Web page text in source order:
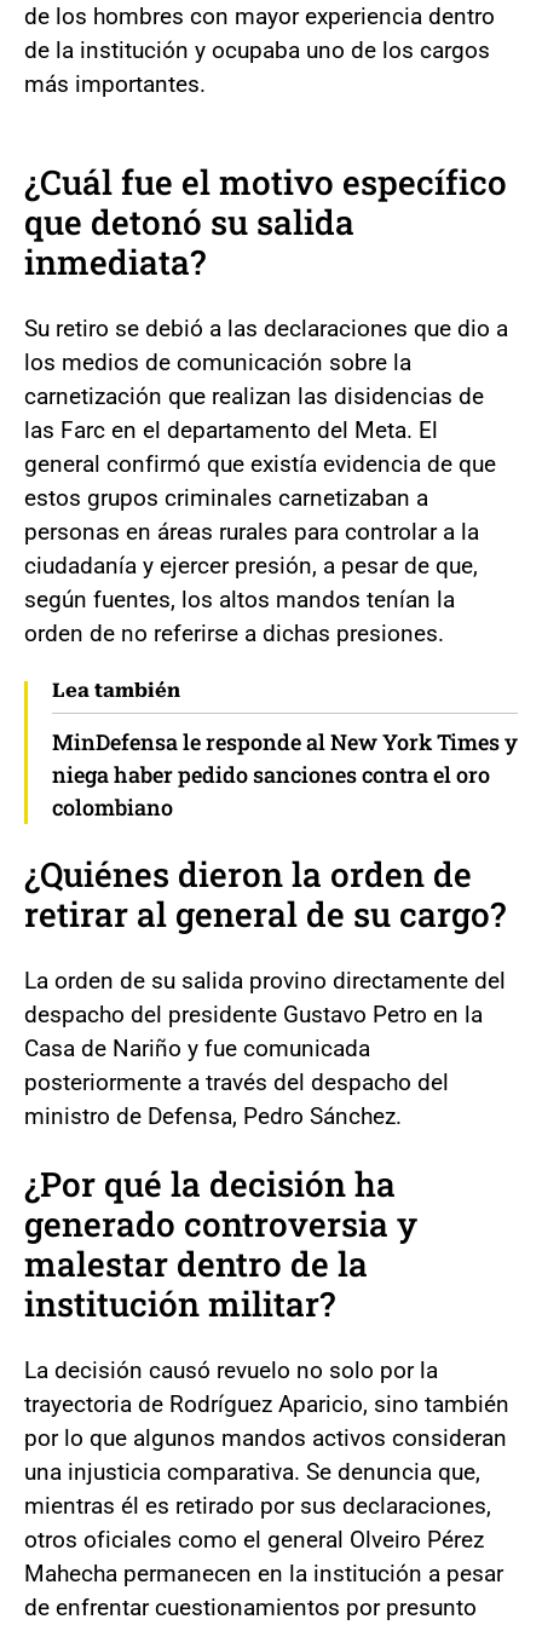
de los hombres con mayor experiencia dentro
de la institución y ocupaba uno de los cargos
más importantes.
¿Cuál fue el motivo específico
que detonó su salida
inmediata?
Su retiro se debió a las declaraciones que dio a
los medios de comunicación sobre la
carnetización que realizan las disidencias de
las Farc en el departamento del Meta. El
general confirmó que existía evidencia de que
estos grupos criminales carnetizaban a
personas en áreas rurales para controlar a la
ciudadanía y ejercer presión, a pesar de que,
según fuentes, los altos mandos tenían la
orden de no referirse a dichas presiones.
Lea también
MinDefensa le responde al New York Times y
niega haber pedido sanciones contra el oro
colombiano
¿Quiénes dieron la orden de
retirar al general de su cargo?
La orden de su salida provino directamente del
despacho del presidente Gustavo Petro en la
Casa de Nariño y fue comunicada
posteriormente a través del despacho del
ministro de Defensa, Pedro Sánchez.
¿Por qué la decisión ha
generado controversia y
malestar dentro de la
institución militar?
La decisión causó revuelo no solo por la
trayectoria de Rodríguez Aparicio, sino también
por lo que algunos mandos activos consideran
una injusticia comparativa. Se denuncia que,
mientras él es retirado por sus declaraciones,
otros oficiales como el general Olveiro Pérez
Mahecha permanecen en la institución a pesar
de enfrentar cuestionamientos por presunto